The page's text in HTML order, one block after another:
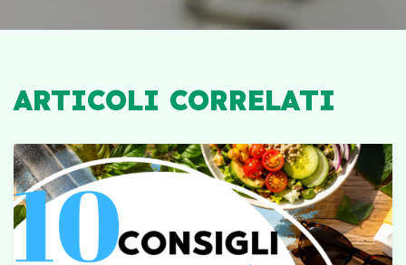
ARTICOLI CORRELATI